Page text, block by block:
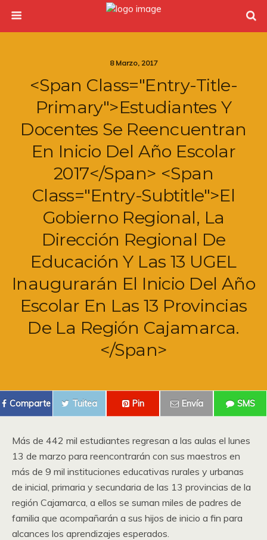
8 Marzo, 2017
<span Class="entry-Title-
Primary">Estudiantes Y
Docentes Se Reencuentran
En Inicio Del Año Escolar
2017</span> <span
Class="entry-Subtitle">El
Gobierno Regional, La
Dirección Regional De
Educación Y Las 13 UGEL
Inaugurarán El Inicio Del Año
Escolar En Las 13 Provincias
De La Región Cajamarca.
</span>
Comparte Tuitea Pin Envía SMS
Más de 442 mil estudiantes regresan a las aulas el lunes
13 de marzo para reencontrarán con sus maestros en
más de 9 mil instituciones educativas rurales y urbanas
de inicial, primaria y secundaria de las 13 provincias de la
región Cajamarca, a ellos se suman miles de padres de
familia que acompañarán a sus hijos de inicio a fin para
alcances los aprendizajes esperados.